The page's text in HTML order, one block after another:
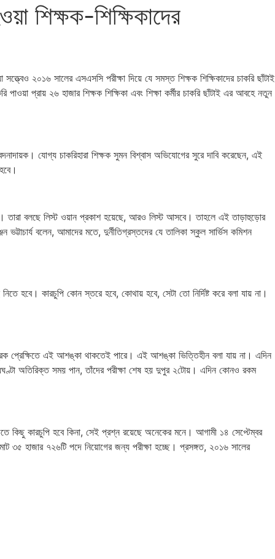
শিক্ষক-শিক্ষিকাদের
২০১৬ সালের এসএসসি পরীক্ষা দিয়ে যে সমস্ত শিক্ষক শিক্ষিকাদের চাকরি ছাঁটাই
প্রায় ২৬ হাজার শিক্ষক শিক্ষিকা এবং শিক্ষা কর্মীর চাকরি ছাঁটাই এর আবহে নতুন
যোগ্য চাকরিহারা শিক্ষক সুমন বিশ্বাস অভিযোগের সুরে দাবি করেছেন, এই
তারা বলছে লিস্ট ওয়ান প্রকাশ হয়েছে, আরও লিস্ট আসবে। তাহলে এই তাড়াহুড়োর
বলেন, আমাদের মতে, দুর্নীতিগ্রস্তদের যে তালিকা স্কুল সার্ভিস কমিশন
হবে। কারচুপি কোন স্তরে হবে, কোথায় হবে, সেটা তো নির্দিষ্ট করে বলা যায় না।
প্রেক্ষিতে এই আশঙ্কা থাকতেই পারে। এই আশঙ্কা ভিত্তিহীন বলা যায় না। এদিন
অতিরিক্ত সময় পান, তাঁদের পরীক্ষা শেষ হয় দুপুর ২টোয়। এদিন কোনও রকম
কিছু কারচুপি হবে কিনা, সেই প্রশ্ন রয়েছে অনেকের মনে। আগামী ১৪ সেপ্টেম্বর
৩৫ হাজার ৭২৬টি পদে নিয়োগের জন্য পরীক্ষা হচ্ছে। প্রসঙ্গত, ২০১৬ সালের